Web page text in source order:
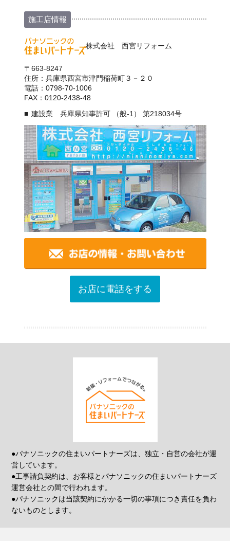
施工店情報
株式会社 西宮リフォーム
〒663-8247
住所：兵庫県西宮市津門稲荷町３－２０
電話：0798-70-1006
FAX：0120-2438-48
建設業 兵庫県知事許可 （般-1） 第218034号
お店に電話をする
●パナソニックの住まいパートナーズは、独立・自営の会社が運
営しています。
●工事請負契約は、お客様とパナソニックの住まいパートナーズ
運営会社との間で行われます。
●パナソニックは当該契約にかかる一切の事項につき責任を負わ
ないものとします。